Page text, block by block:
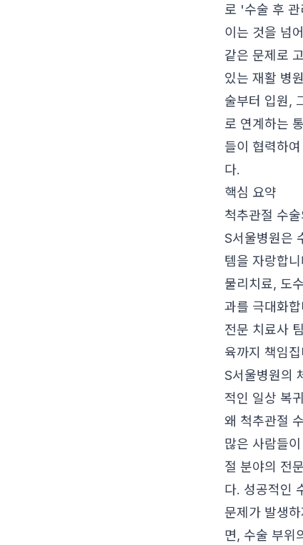
로 '수술 후
이는 것을 넘
같은 문제로
있는 재활 병
술부터 입원,
로 연계하는
들이 협력하
다.
핵심 요약
척추관절 수
S서울병원은
템을 자랑합니
물리치료, 도
과를 극대화합
전문 치료사
육까지 책임
S서울병원의
적인 일상 복
왜 척추관절
많은 사람들
절 분야의 전
다. 성공적인
문제가 발생
면, 수술 부위